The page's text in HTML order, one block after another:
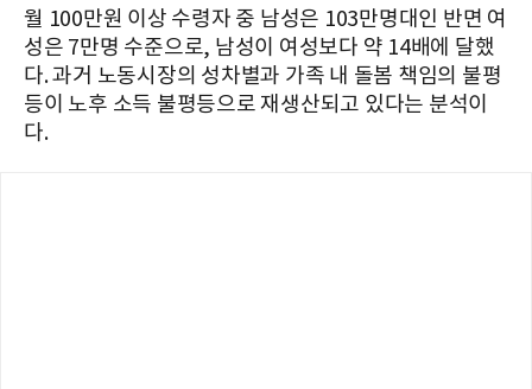
월 100만원 이상 수령자 중 남성은 103만명대인 반면 여
성은 7만명 수준으로, 남성이 여성보다 약 14배에 달했
다. 과거 노동시장의 성차별과 가족 내 돌봄 책임의 불평
등이 노후 소득 불평등으로 재생산되고 있다는 분석이
다.